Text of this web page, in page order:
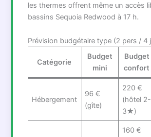
les thermes offrent même un accès
bassins Sequoia Redwood à 17 h.
Prévision budgétaire type (2 pers / 4
Catégorie
Budget
mini
Budget
confort
Hébergement
96 €
(gîte)
220 €
(hôtel 2-
3★)
160 €